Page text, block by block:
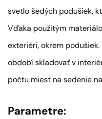
svetlo šedých podušiek,
Vďaka použitým
exteriéri, okrem
období skladovať v
počtu miest na sedenie
Parametre: